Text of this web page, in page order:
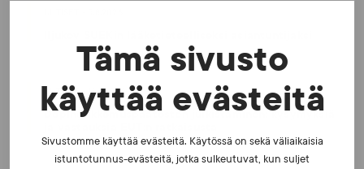
Tämä sivusto
käyttää evästeitä
Sivustomme käyttää evästeitä. Käytössä on sekä väliaikaisia
istuntotunnus-evästeitä, jotka sulkeutuvat, kun suljet
UUTISET - 16.7.2026
Dopingrikkomuspäätösten julkistaminen: kysymyksiä